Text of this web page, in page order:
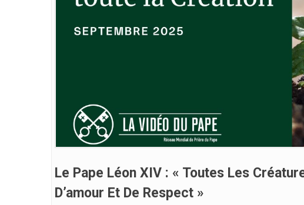
Le Pape Léon XIV : « Toutes Les
D’amour Et De Respect »